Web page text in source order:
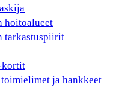
hoitoalueet
tarkastuspiirit
ja hankkeet